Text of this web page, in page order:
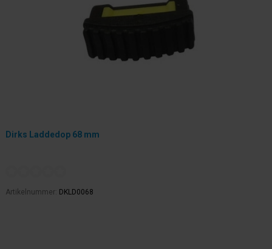
Dirks Laddedop 68 mm
Artikelnummer: DKLD0068